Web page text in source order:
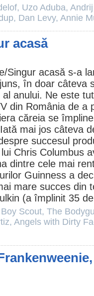
, Uzo Aduba,
, Dan Levy, Annie
acasă
Singur acasă s-a
în doar câteva
al anului. Ne este
din România de a
căreia se
mai jos câteva
succesul
lui Chris Columbus
dintre cele mai
Guinness a
mare succes din
(a împlinit 35
Scout, The
, Angels with Dirty